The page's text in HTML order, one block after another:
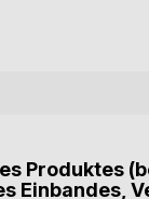
Produktes
Einbandes,